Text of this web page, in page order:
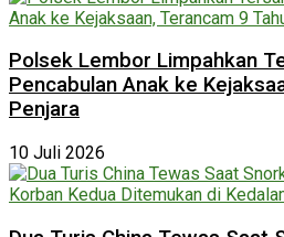
Polsek Lembor Limpahkan
Pencabulan Anak ke
Penjara
10 Juli 2026